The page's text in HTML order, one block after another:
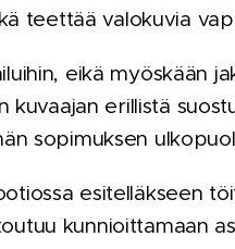
teettää valokuvia
eikä myöskään
erillistä
sopimuksen
esitelläkseen
kunnioittamaan